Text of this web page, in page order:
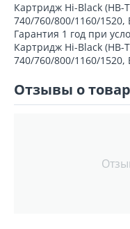
Картридж Hi-Black (HB-
740/760/800/1160/1520,
Гарантия 1 год при
Картридж Hi-Black (HB-
740/760/800/1160/1520,
Отзывы о